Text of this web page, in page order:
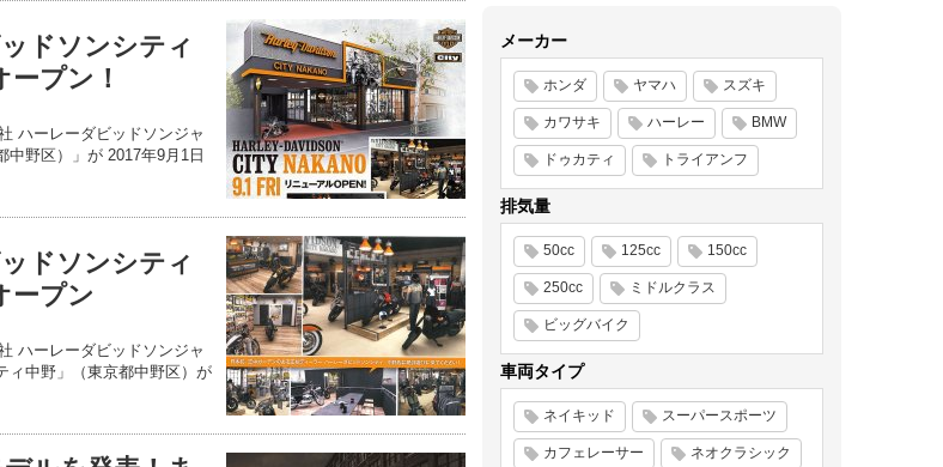
ドソンシティ
プン！
ハーレーダビッドソンジャ
野区）」が 2017年9月1日
ドソンシティ
ープン
ハーレーダビッドソンジャ
ィ中野」（東京都中野区）が
メーカー
ホンダ ヤマハ スズキ
カワサキ ハーレー BMW
ドゥカティ トライアンフ
排気量
50cc 125cc 150cc
250cc ミドルクラス
ビッグバイク
車両タイプ
ネイキッド スーパースポーツ
カフェレーサー ネオクラシック